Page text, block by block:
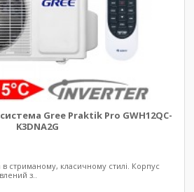
Gree Praktik Pro GWH12QC-
K3DNA2G
стриманому, класичному стилі. Корпус
з..